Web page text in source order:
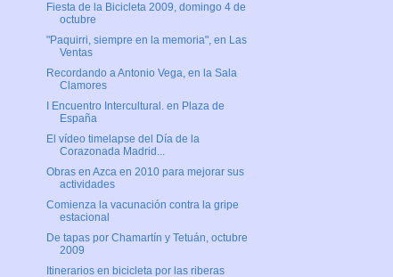
Fiesta de la Bicicleta 2009, domingo 4 de
octubre
"Paquirri, siempre en la memoria", en Las
Ventas
Recordando a Antonio Vega, en la Sala
Clamores
I Encuentro Intercultural. en Plaza de
España
El vídeo timelapse del Día de la
Corazonada Madrid...
Obras en Azca en 2010 para mejorar sus
actividades
Comienza la vacunación contra la gripe
estacional
De tapas por Chamartín y Tetuán, octubre
2009
Itinerarios en bicicleta por las riberas